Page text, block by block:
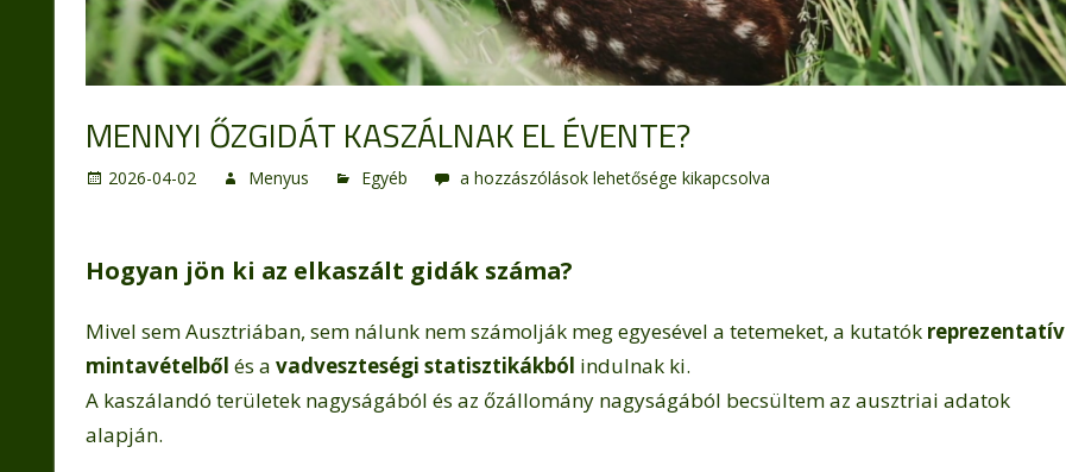
MENNYI ŐZGIDÁT KASZÁLNAK EL ÉVENTE?
2026-04-02 Menyus Egyéb
Mennyi
el
a hozzászólások lehetősége kikapcsolva
Hogyan jön ki az elkaszált gidák száma?
Mivel sem Ausztriában, sem nálunk nem számolják meg egyesével a tetemeket, a kutatók reprezentatív
mintavételből és a vadveszteségi statisztikákból indulnak ki.
A kaszálandó területek nagyságából és az őzállomány nagyságából becsültem az ausztriai adatok
alapján.